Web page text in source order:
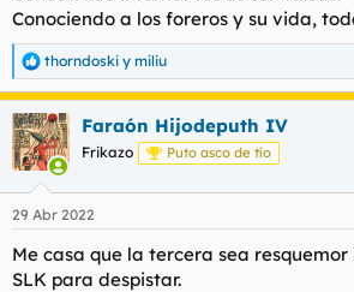
Conociendo a los foreros y su vida,
R
e
c
c
i
e
:
thorndoski y miliu
Faraón Hijodeputh IV
Frikazo Puto asco de tío
29 Abr 2022
Me casa que la tercera sea
SLK para despistar.